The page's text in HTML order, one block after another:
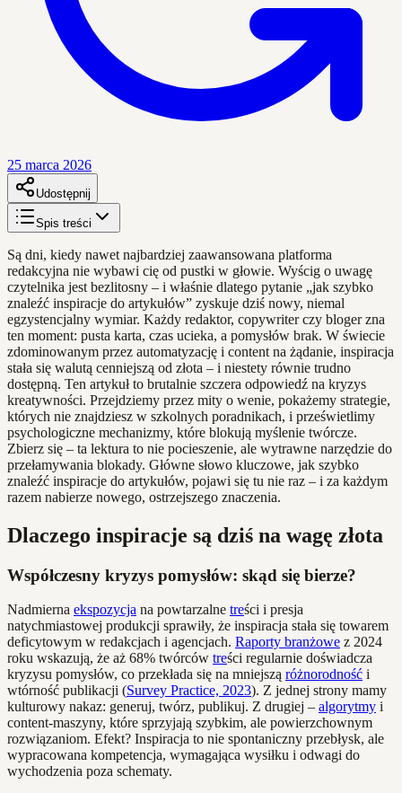
25 marca 2026
Udostępnij
Spis treści
Są dni, kiedy nawet najbardziej zaawansowana platforma
redakcyjna nie wybawi cię od pustki w głowie. Wyścig o uwagę
czytelnika jest bezlitosny – i właśnie dlatego pytanie „jak szybko
znaleźć inspiracje do artykułów” zyskuje dziś nowy, niemal
egzystencjalny wymiar. Każdy redaktor, copywriter czy bloger zna
ten moment: pusta karta, czas ucieka, a pomysłów brak. W świecie
zdominowanym przez automatyzację i content na żądanie, inspiracja
stała się walutą cenniejszą od złota – i niestety równie trudno
dostępną. Ten artykuł to brutalnie szczera odpowiedź na kryzys
kreatywności. Przejdziemy przez mity o wenie, pokażemy strategie,
których nie znajdziesz w szkolnych poradnikach, i prześwietlimy
psychologiczne mechanizmy, które blokują myślenie twórcze.
Zbierz się – ta lektura to nie pocieszenie, ale wytrawne narzędzie do
przełamywania blokady. Główne słowo kluczowe, jak szybko
znaleźć inspiracje do artykułów, pojawi się tu nie raz – i za każdym
razem nabierze nowego, ostrzejszego znaczenia.
Dlaczego inspiracje są dziś na wagę złota
Współczesny kryzys pomysłów: skąd się bierze?
Nadmierna ekspozycja na powtarzalne treści i presja
natychmiastowej produkcji sprawiły, że inspiracja stała się towarem
deficytowym w redakcjach i agencjach. Raporty branżowe z 2024
roku wskazują, że aż 68% twórców treści regularnie doświadcza
kryzysu pomysłów, co przekłada się na mniejszą różnorodność i
wtórność publikacji (Survey Practice, 2023). Z jednej strony mamy
kulturowy nakaz: generuj, twórz, publikuj. Z drugiej – algorytmy i
content-maszyny, które sprzyjają szybkim, ale powierzchownym
rozwiązaniom. Efekt? Inspiracja to nie spontaniczny przebłysk, ale
wypracowana kompetencja, wymagająca wysiłku i odwagi do
wychodzenia poza schematy.